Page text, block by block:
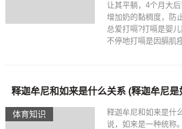
让其平躺，4个月大
增加奶的黏稠度，防
总爱打嗝?打嗝是婴儿
不停地打嗝是因膈肌
体育知识
释迦牟尼和如来是什么关系 (释迦牟尼是
释迦牟尼和如来是什
说，如来是一种统称